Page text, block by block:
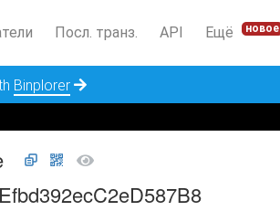
Посл. транз. API Ещё новое
Binplorer